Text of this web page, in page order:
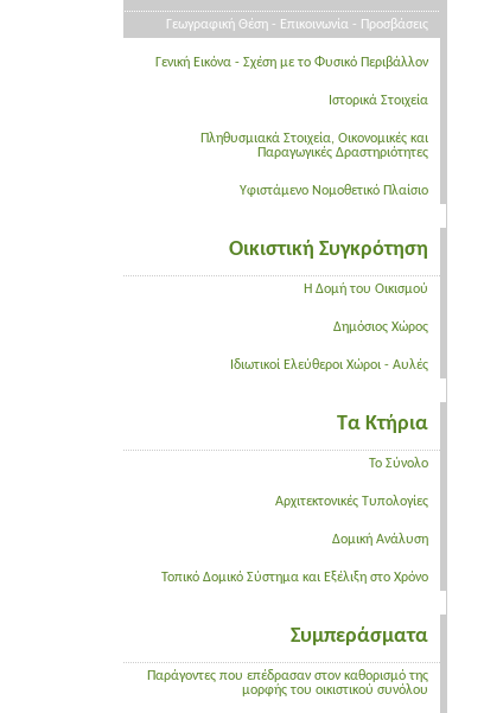
Γεωγραφική Θέση - Επικοινωνία - Προσβάσεις
Γενική Εικόνα - Σχέση με το Φυσικό Περιβάλλον
Ιστορικά Στοιχεία
Πληθυσμιακά Στοιχεία, Οικονομικές και
Παραγωγικές Δραστηριότητες
Υφιστάμενο Νομοθετικό Πλαίσιο
Οικιστική Συγκρότηση
Η Δομή του Οικισμού
Δημόσιος Χώρος
Ιδιωτικοί Ελεύθεροι Χώροι - Αυλές
Τα Κτήρια
Το Σύνολο
Αρχιτεκτονικές Τυπολογίες
Δομική Ανάλυση
Τοπικό Δομικό Σύστημα και Εξέλιξη στο Χρόνο
Συμπεράσματα
Παράγοντες που επέδρασαν στον καθορισμό της
μορφής του οικιστικού συνόλου